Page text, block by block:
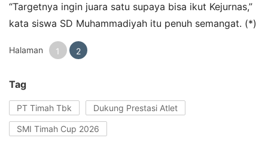
“Targetnya ingin juara satu supaya bisa ikut Kejurnas,”
kata siswa SD Muhammadiyah itu penuh semangat. (*)
Halaman 1 2
Tag
PT Timah Tbk Dukung Prestasi Atlet
SMI Timah Cup 2026